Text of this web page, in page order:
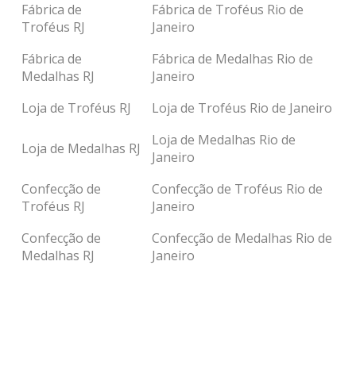
Fábrica de
Troféus RJ
Fábrica de Troféus Rio de
Janeiro
Fábrica de
Medalhas RJ
Fábrica de Medalhas Rio de
Janeiro
Loja de Troféus RJ
Loja de Troféus Rio de Janeiro
Loja de Medalhas RJ
Loja de Medalhas Rio de
Janeiro
Confecção de
Troféus RJ
Confecção de Troféus Rio de
Janeiro
Confecção de
Medalhas RJ
Confecção de Medalhas Rio de
Janeiro